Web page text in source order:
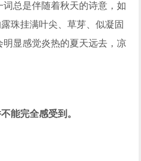
词总是伴随着秋天的诗意，如
珠挂满叶尖、草芽、似凝固
显感觉炎热的夏天远去，凉
能完全感受到。